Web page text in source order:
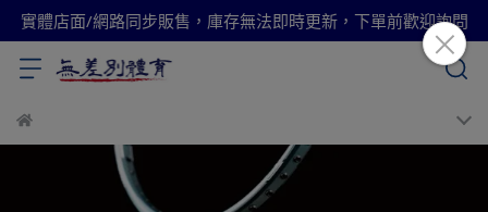
實體店面/網路同步販售，庫存無法即時更新，下單前歡迎詢問